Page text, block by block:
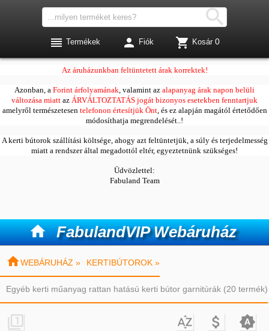
Kedves Vásárlóink!
Az áruházunkban feltüntetett árak korrektek!
Azonban, a Forint árfolyamának, valamint az alapanyag árak napon belüli
változása miatt az ÁRVÁLTOZTATÁS jogát bizonyos esetekben fenntartjuk
amelyről természetesentelefonon értesítjük Önt, és ez alapján magától értetődően
módosíthatja megrendelését..!
A kerti bútorok szállítási költsége, ahogy azt feltüntetjük, a súly és terjedelmesség
miatt a rendszer által megadottól eltér, egyeztetnünk szükséges!
Üdvözlettel:
Fabuland Team
 FabulandVIP Webáruház

 Termékek  Fiók  Kosár 0
WEBÁRUHÁZ » KERTIBÚTOROK »
Egyéb kerti műanyag rattan hatású kerti bútor garnitúrák (20 termék)
   